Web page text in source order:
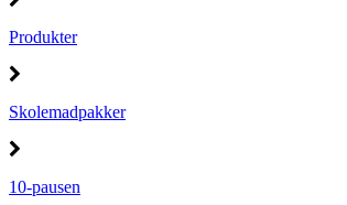
Produkter
Skolemadpakker
10-pausen